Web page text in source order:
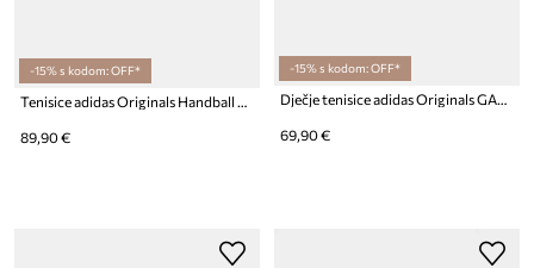
-15% s kodom: OFF*
89,90 €
-15% s kodom: OFF*
Dječje tenisice adidas Originals GAZELLE
69,90 €